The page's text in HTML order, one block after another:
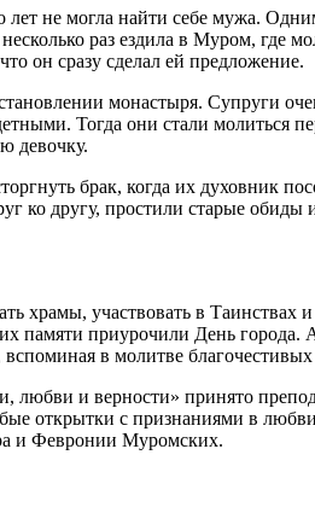
не могла найти себе мужа.
раз ездила в Муром,
он сразу сделал ей предложение.
монастыря. Супруги
Тогда они стали
девочку.
брак, когда их духовник
ко другу, простили старые
храмы, участвовать в
памяти приурочили День
в молитве
и верности» принято
открытки с признаниями в
и Февронии Муромских.